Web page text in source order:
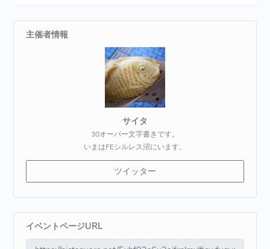
主催者情報
サイタ
30オーバー文字書きです。
いまはFEシルレス沼にいます。
ツイッター
イベントページURL